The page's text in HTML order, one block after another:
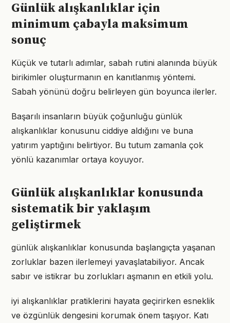
Günlük alışkanlıklar için
minimum çabayla maksimum
sonuç
Küçük ve tutarlı adımlar, sabah rutini alanında büyük
birikimler oluşturmanın en kanıtlanmış yöntemi.
Sabah yönünü doğru belirleyen gün boyunca ilerler.
Başarılı insanların büyük çoğunluğu günlük
alışkanlıklar konusunu ciddiye aldığını ve buna
yatırım yaptığını belirtiyor. Bu tutum zamanla çok
yönlü kazanımlar ortaya koyuyor.
Günlük alışkanlıklar konusunda
sistematik bir yaklaşım
geliştirmek
günlük alışkanlıklar konusunda başlangıçta yaşanan
zorluklar bazen ilerlemeyi yavaşlatabiliyor. Ancak
sabır ve istikrar bu zorlukları aşmanın en etkili yolu.
iyi alışkanlıklar pratiklerini hayata geçirirken esneklik
ve özgünlük dengesini korumak önem taşıyor. Katı